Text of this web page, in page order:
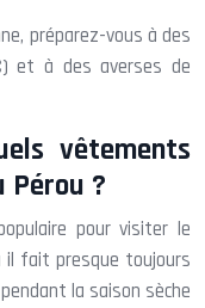
préparez-vous à des
et à des averses de
vêtements
Pérou ?
pour visiter le
il fait presque toujours
la saison sèche